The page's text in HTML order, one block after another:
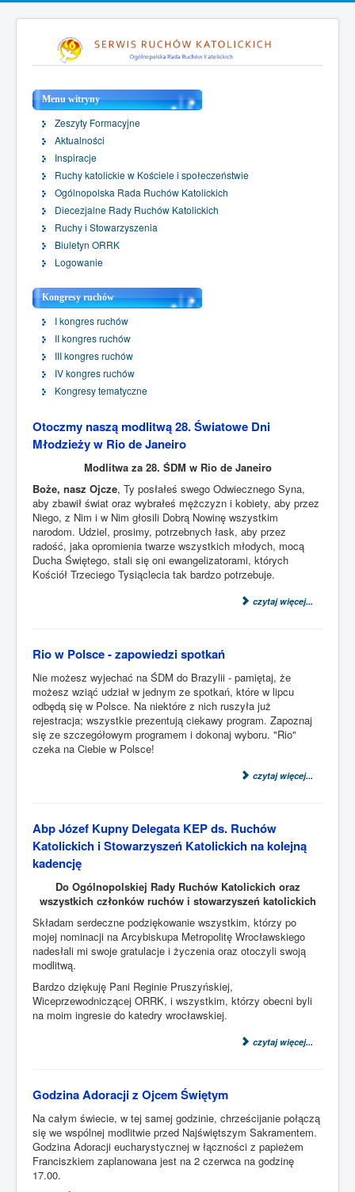
Menu witryny
Zeszyty Formacyjne
Aktualności
Inspiracje
Ruchy katolickie w Kościele i społeczeństwie
Ogólnopolska Rada Ruchów Katolickich
Diecezjalne Rady Ruchów Katolickich
Ruchy i Stowarzyszenia
Biuletyn ORRK
Logowanie
Kongresy ruchów
I kongres ruchów
II kongres ruchów
III kongres ruchów
IV kongres ruchów
Kongresy tematyczne
Otoczmy naszą modlitwą 28. Światowe Dni
Młodzieży w Rio de Janeiro
Modlitwa za 28. ŚDM w Rio de Janeiro
Boże, nasz Ojcze, Ty posłałeś swego Odwiecznego Syna,
aby zbawił świat oraz wybrałeś mężczyzn i kobiety, aby przez
Niego, z Nim i w Nim głosili Dobrą Nowinę wszystkim
narodom. Udziel, prosimy, potrzebnych łask, aby przez
radość, jaka opromienia twarze wszystkich młodych, mocą
Ducha Świętego, stali się oni ewangelizatorami, których
Kościół Trzeciego Tysiąclecia tak bardzo potrzebuje.
czytaj więcej...
Rio w Polsce - zapowiedzi spotkań
Nie możesz wyjechać na ŚDM do Brazylii - pamiętaj, że
możesz wziąć udział w jednym ze spotkań, które w lipcu
odbędą się w Polsce. Na niektóre z nich ruszyła już
rejestracja; wszystkie prezentują ciekawy program. Zapoznaj
się ze szczegółowym programem i dokonaj wyboru. "Rio"
czeka na Ciebie w Polsce!
czytaj więcej...
Abp Józef Kupny Delegata KEP ds. Ruchów
Katolickich i Stowarzyszeń Katolickich na kolejną
kadencję
Do Ogólnopolskiej Rady Ruchów Katolickich oraz
wszystkich członków ruchów i stowarzyszeń katolickich
Składam serdeczne podziękowanie wszystkim, którzy po
mojej nominacji na Arcybiskupa Metropolitę Wrocławskiego
nadesłali mi swoje gratulacje i życzenia oraz otoczyli swoją
modlitwą.
Bardzo dziękuję Pani Reginie Pruszyńskiej,
Wiceprzewodniczącej ORRK, i wszystkim, którzy obecni byli
na moim ingresie do katedry wrocławskiej.
czytaj więcej...
Godzina Adoracji z Ojcem Świętym
Na całym świecie, w tej samej godzinie, chrześcijanie połączą
się we wspólnej modlitwie przed Najświętszym Sakramentem.
Godzina Adoracji eucharystycznej w łączności z papieżem
Franciszkiem zaplanowana jest na 2 czerwca na godzinę
17.00.